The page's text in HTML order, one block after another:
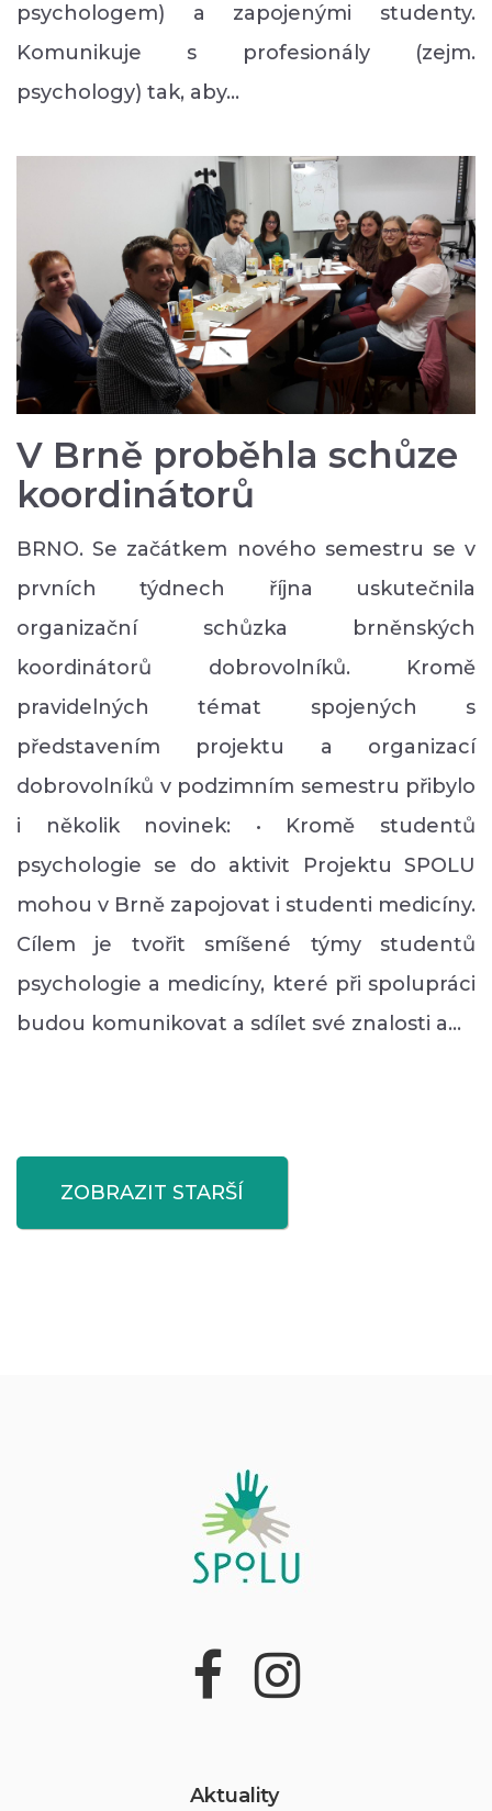
psychologem) a zapojenými studenty.
Komunikuje s profesionály (zejm.
psychology) tak, aby…
V Brně proběhla schůze
koordinátorů
BRNO. Se začátkem nového semestru se v
prvních týdnech října uskutečnila
organizační schůzka brněnských
koordinátorů dobrovolníků. Kromě
pravidelných témat spojených s
představením projektu a organizací
dobrovolníků v podzimním semestru přibylo
i několik novinek: • Kromě studentů
psychologie se do aktivit Projektu SPOLU
mohou v Brně zapojovat i studenti medicíny.
Cílem je tvořit smíšené týmy studentů
psychologie a medicíny, které při spolupráci
budou komunikovat a sdílet své znalosti a…
ZOBRAZIT STARŠÍ
Aktuality